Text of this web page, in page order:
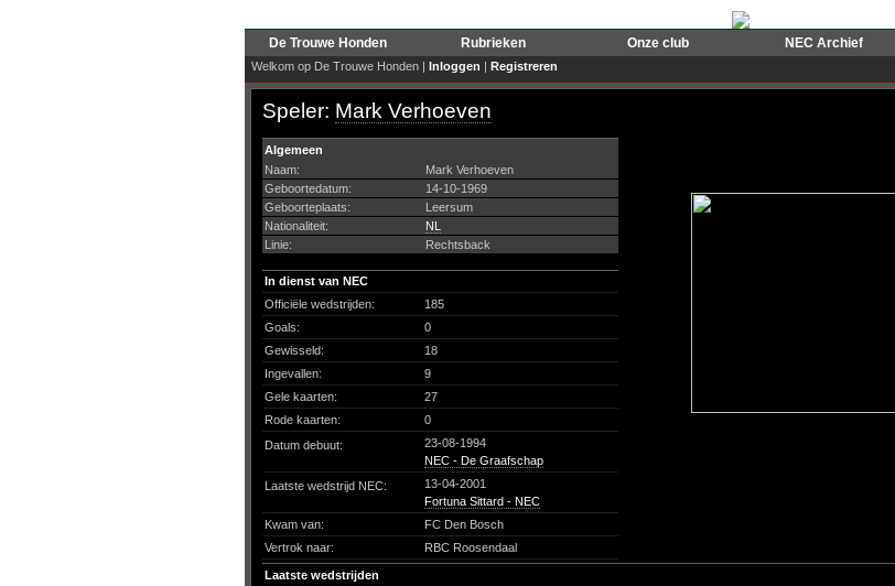
De Trouwe Honden Rubrieken Onze club NEC Archief
Welkom op De Trouwe Honden | Inloggen | Registreren
Speler: Mark Verhoeven
Algemeen
Naam:
Mark Verhoeven
Geboortedatum:
14-10-1969
Geboorteplaats:
Leersum
Nationaliteit:
NL
Linie:
Rechtsback
In dienst van NEC
Officiële wedstrijden:
185
Goals:
0
Gewisseld:
18
Ingevallen:
9
Gele kaarten:
27
Rode kaarten:
0
Datum debuut:
23-08-1994
NEC - De Graafschap
Laatste wedstrijd NEC:
13-04-2001
Fortuna Sittard - NEC
Kwam van:
FC Den Bosch
Vertrok naar:
RBC Roosendaal
Laatste wedstrijden